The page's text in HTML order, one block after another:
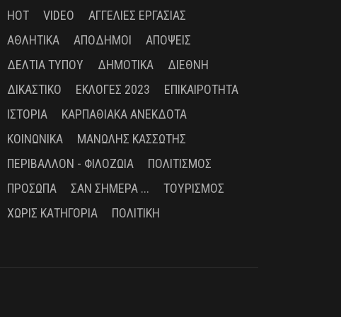
HOT
VIDEO
ΑΓΓΕΛΊΕΣ ΕΡΓΑΣΊΑΣ
ΑΘΛΗΤΙΚΆ
ΑΠΌΔΗΜΟΙ
ΑΠΌΨΕΙΣ
ΔΕΛΤΊΑ ΤΎΠΟΥ
ΔΗΜΟΤΙΚΆ
ΔΙΕΘΝΉ
ΔΙΚΑΣΤΙΚΌ
ΕΚΛΟΓΈΣ 2023
ΕΠΙΚΑΙΡΌΤΗΤΑ
ΙΣΤΟΡΊΑ
ΚΑΡΠΑΘΙΑΚΆ ΑΝΈΚΔΟΤΑ
ΚΟΙΝΩΝΙΚΆ
ΜΑΝΏΛΗΣ ΚΑΣΣΏΤΗΣ
ΠΕΡΙΒΆΛΛΟΝ - ΦΙΛΟΖΩΊΑ
ΠΟΛΙΤΙΣΜΌΣ
ΠΡΌΣΩΠΑ
ΣΑΝ ΣΉΜΕΡΑ ...
ΤΟΥΡΙΣΜΌΣ
ΧΩΡΊΣ ΚΑΤΗΓΟΡΊΑ
ΠΟΛΙΤΙΚΉ